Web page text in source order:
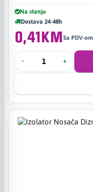
Na stanju
Dostava 24-48h
0,41KMSa PDV-om
- +